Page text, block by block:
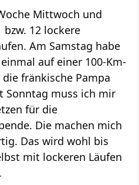
Mittwoch und
12 lockere
Am Samstag habe
auf einer 100-Km-
fränkische Pampa
Sonntag muss ich mir
für die
Die machen mich
Das wird wohl bis
mit lockeren Läufen